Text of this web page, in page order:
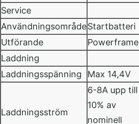
Service
AnvändningsområdeStartbatteri
Utförande
Powerframe
Laddning
Laddningsspänning
Max 14,4V
Laddningsström
6-8A upp till
10% av
nominell